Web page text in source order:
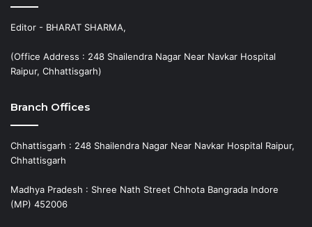
Editor - BHARAT SHARMA,
(Office Address : 248 Shailendra Nagar Near Navkar Hospital
Raipur, Chhattisgarh)
Branch Offices
Chhattisgarh : 248 Shailendra Nagar Near Navkar Hospital Raipur,
Chhattisgarh
Madhya Pradesh : Shree Nath Street Chhota Bangrada Indore
(MP) 452006